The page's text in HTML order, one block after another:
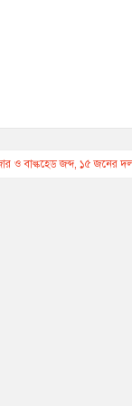
ও বাল্কহেড জব্দ, ১৫ জনের